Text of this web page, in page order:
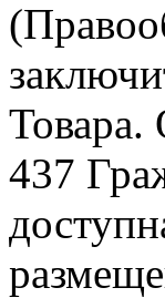
Товара.
437